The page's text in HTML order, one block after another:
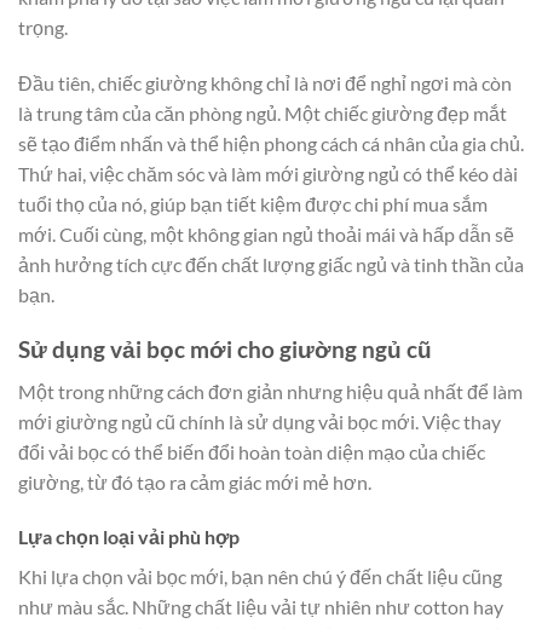
trọng.
Đầu tiên, chiếc giường không chỉ là nơi để nghỉ ngơi mà còn
là trung tâm của căn phòng ngủ. Một chiếc giường đẹp mắt
sẽ tạo điểm nhấn và thể hiện phong cách cá nhân của gia chủ.
Thứ hai, việc chăm sóc và làm mới giường ngủ có thể kéo dài
tuổi thọ của nó, giúp bạn tiết kiệm được chi phí mua sắm
mới. Cuối cùng, một không gian ngủ thoải mái và hấp dẫn sẽ
ảnh hưởng tích cực đến chất lượng giấc ngủ và tinh thần của
bạn.
Sử dụng vải bọc mới cho giường ngủ cũ
Một trong những cách đơn giản nhưng hiệu quả nhất để làm
mới giường ngủ cũ chính là sử dụng vải bọc mới. Việc thay
đổi vải bọc có thể biến đổi hoàn toàn diện mạo của chiếc
giường, từ đó tạo ra cảm giác mới mẻ hơn.
Lựa chọn loại vải phù hợp
Khi lựa chọn vải bọc mới, bạn nên chú ý đến chất liệu cũng
như màu sắc. Những chất liệu vải tự nhiên như cotton hay